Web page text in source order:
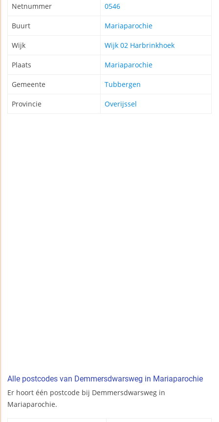
Netnummer 0546
Buurt Mariaparochie
Wijk Wijk 02 Harbrinkhoek
Plaats Mariaparochie
Gemeente Tubbergen
Provincie Overijssel
Alle postcodes van Demmersdwarsweg in Mariaparochie
Er hoort één postcode bij Demmersdwarsweg in
Mariaparochie.